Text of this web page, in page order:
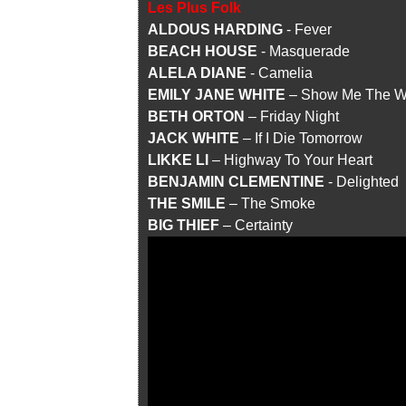
Les Plus Folk
ALDOUS HARDING - Fever
BEACH HOUSE - Masquerade
ALELA DIANE - Camelia
EMILY JANE WHITE – Show Me The
BETH ORTON – Friday Night
JACK WHITE – If I Die Tomorrow
LIKKE LI – Highway To Your Heart
BENJAMIN CLEMENTINE - Delighted
THE SMILE – The Smoke
BIG THIEF – Certainty